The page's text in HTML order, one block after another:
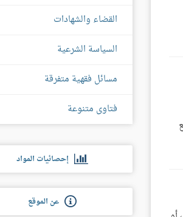
القضاء والشهادات
السياسة الشرعية
مسائل فقهية متفرقة
فتاوى متنوعة
إحصائيات المواد
عن الموقع